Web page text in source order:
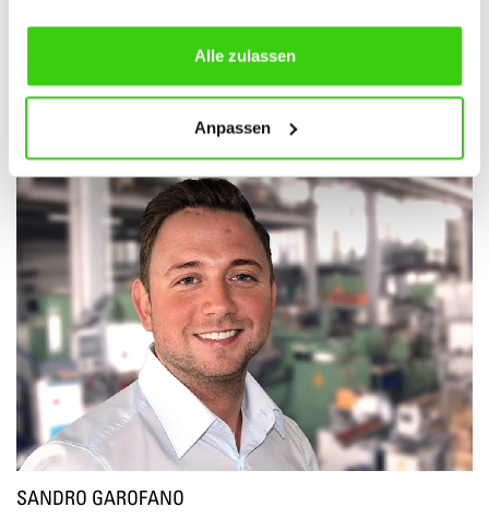
Alle zulassen
Anpassen
STANDORT WEIL IM
SCHÖNBUCH
SANDRO GAROFANO